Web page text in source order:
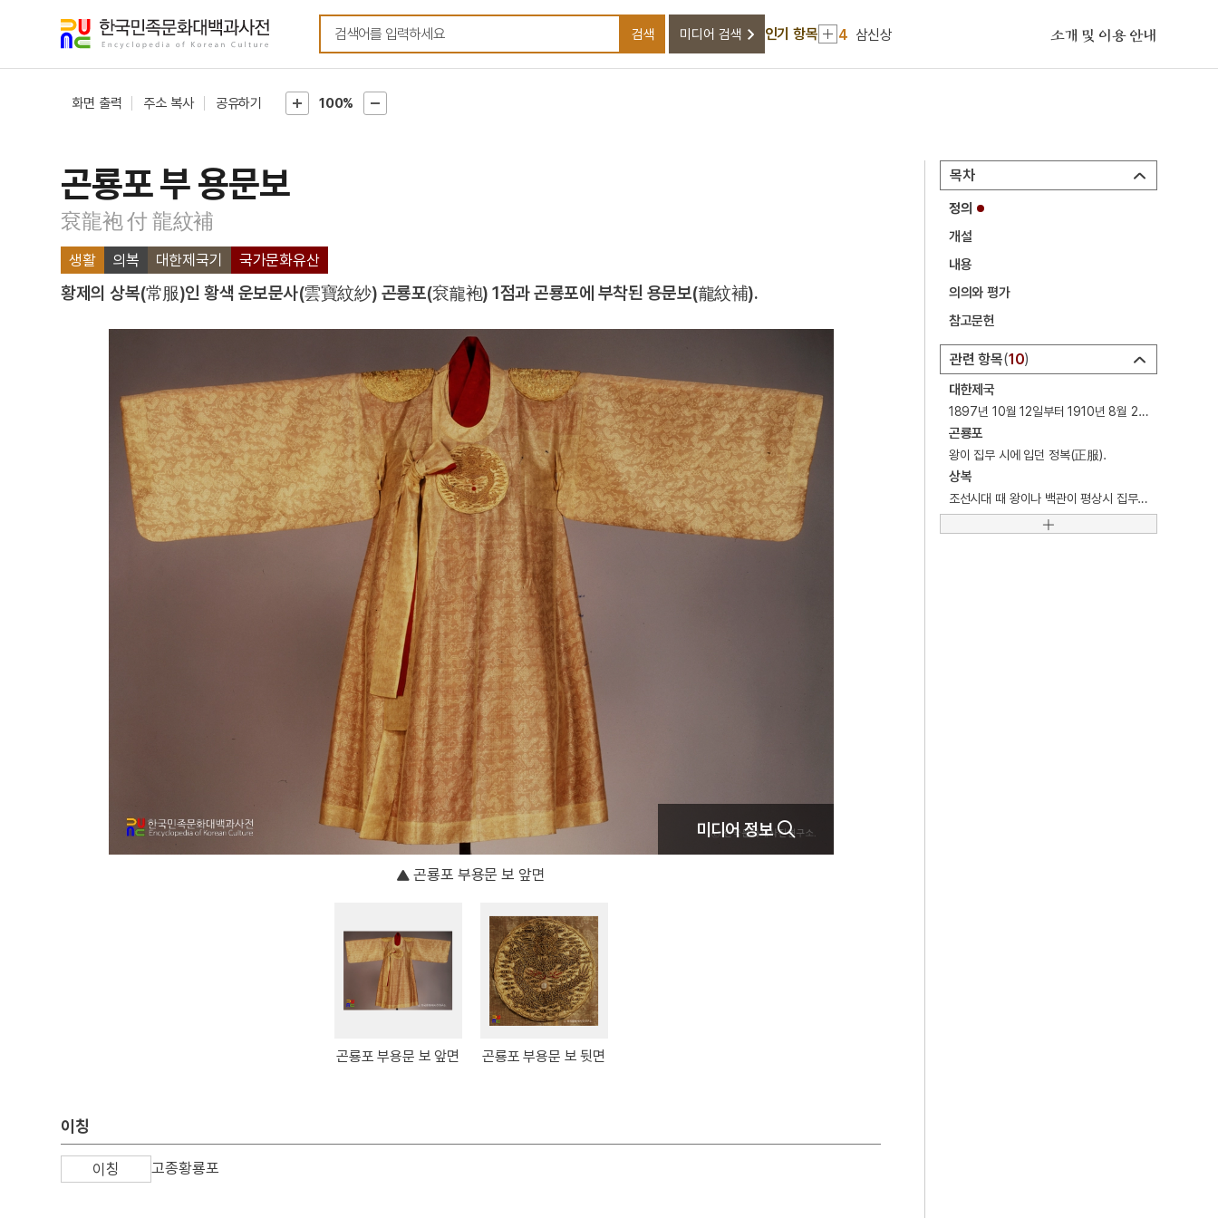
검색어를 입력하세요
검색 미디어 검색 인기 항목
4 삼신상
5 국화 옆에서
진주 청곡사 목조 지장보살삼존상 및 시왕상 일괄
진주 청곡사 목조 지장보살삼존상 및 시왕상 일괄
소개 및 이용 안내
화면 출력 주소 복사 공유하기 100%
목차
정의
개설
내용
의의와 평가
참고문헌
관련 항목 10
대한제국
1897년 10월 12일부터 1910년 8월 29일까지 존속하였던 한국 근대 국가.
곤룡포
왕이 집무 시에 입던 정복(正服).
상복
조선시대 때 왕이나 백관이 평상시 집무 중에 입던 옷.
곤룡포 부 용문보
袞龍袍 付 龍紋補
생활 의복 대한제국기 국가문화유산
황제의 상복(常服)인 황색 운보문사(雲寶紋紗) 곤룡포(袞龍袍) 1점과 곤룡포에 부착된 용문보(龍紋補).
미디어 정보
곤룡포 부용문 보 앞면
곤룡포 부용문 보 앞면 곤룡포 부용문 보 뒷면
이칭
이칭 고종황룡포